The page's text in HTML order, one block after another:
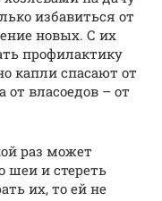
избавиться от
новых. С их
профилактику
капли спасают от
от власоедов – от
раз может
шеи и стереть
их, то ей не